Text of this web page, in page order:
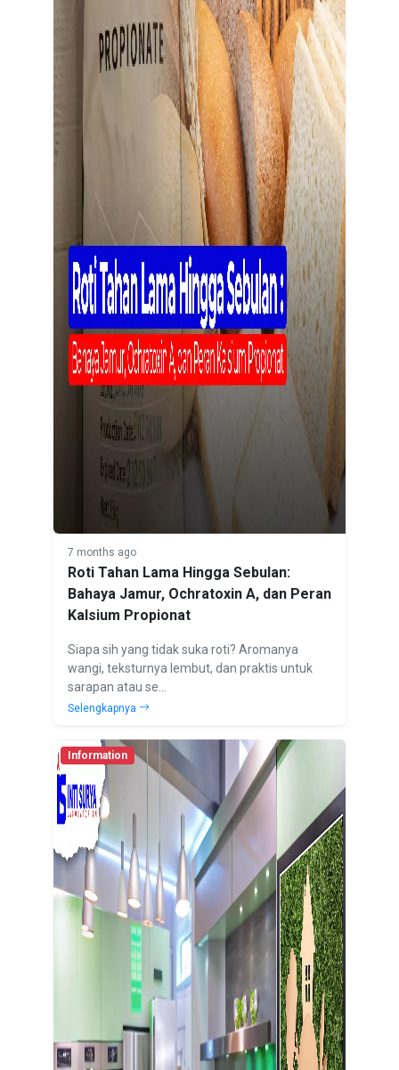
7 months ago
Roti Tahan Lama Hingga Sebulan:
Bahaya Jamur, Ochratoxin A, dan Peran
Kalsium Propionat
Siapa sih yang tidak suka roti? Aromanya
wangi, teksturnya lembut, dan praktis untuk
sarapan atau se...
Selengkapnya
Information